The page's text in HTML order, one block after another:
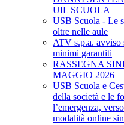
UIL SCUOLA
USB Scuola - Le
oltre nelle aule
ATV s.p.a. avviso
minimi garantiti
RASSEGNA
MAGGIO 2026
USB Scuola e
della società e le
l’emergenza,
modalità online